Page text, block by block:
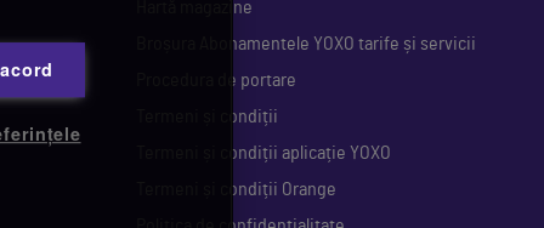
Hartă magazine
Broșura Abonamentele YOXO tarife și servicii
Procedura de portare
Termeni și condiții
Termeni și condiții aplicație YOXO
Termeni și condiții Orange